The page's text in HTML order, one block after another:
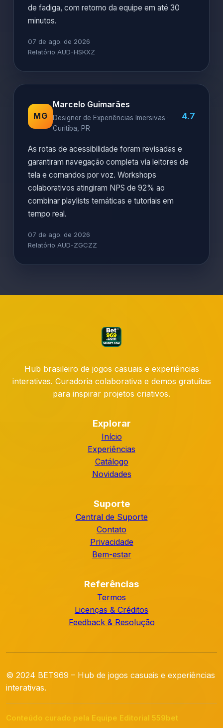
de fadiga, com retorno da equipe em até 30
minutos.
07 de ago. de 2026
Relatório AUD-HSKXZ
MG
Marcelo Guimarães
Designer de Experiências Imersivas ·
Curitiba, PR
4.7
As rotas de acessibilidade foram revisadas e
garantiram navegação completa via leitores de
tela e comandos por voz. Workshops
colaborativos atingiram NPS de 92% ao
combinar playlists temáticas e tutoriais em
tempo real.
07 de ago. de 2026
Relatório AUD-ZGCZZ
Hub brasileiro de jogos casuais e experiências
interativas. Curadoria colaborativa e demos gratuitas
para inspirar projetos criativos.
Explorar
Início
Experiências
Catálogo
Novidades
Suporte
Central de Suporte
Contato
Privacidade
Bem-estar
Referências
Termos
Licenças & Créditos
Feedback & Resolução
© 2024 BET969 – Hub de jogos casuais e experiências
interativas.
Conteúdo curado pela Equipe Editorial 559bet